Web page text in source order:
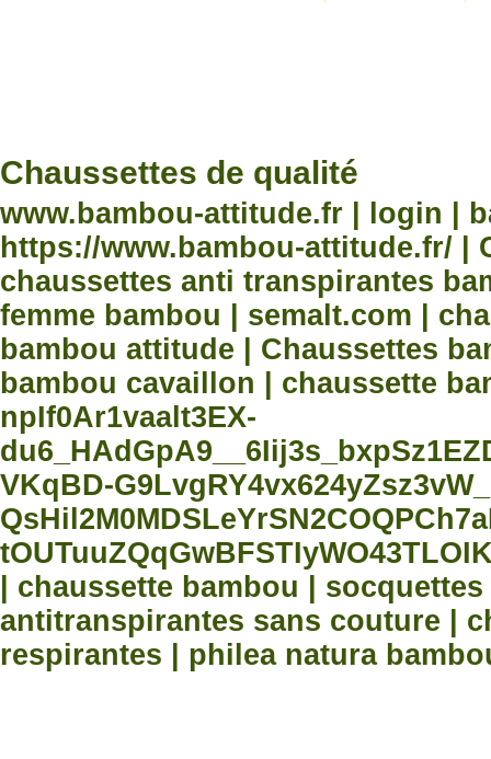
Chaussettes de qualité
www.bambou-attitude.fr | login |
https://www.bambou-attitude.fr/ |
chaussettes anti transpirantes
femme bambou | semalt.com |
bambou attitude | Chaussettes
bambou cavaillon | chaussette
npIf0Ar1vaalt3EX-
VKqBD-
| chaussette bambou |
antitranspirantes sans couture |
respirantes | philea natura